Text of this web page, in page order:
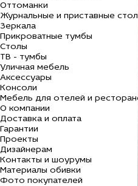
Оттоманки
Журнальные и приставные
Зеркала
Прикроватные тумбы
Столы
ТВ - тумбы
Уличная мебель
Аксессуары
Консоли
Мебель для отелей и
О компании
Доставка и оплата
Гарантии
Проекты
Дизайнерам
Контакты и шоурумы
Материалы обивки
Фото покупателей